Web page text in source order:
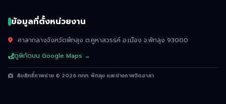
ข้อมูลที่ตั้งหน่วยงาน
ศาลากลางจังหวัดพัทลุง ต.คูหาสวรรค์ อ.เมือง จ.พัทลุง 93000
ดูพิกัดบน Google Maps →
ลิขสิทธิ์ภาพถ่าย © 2026 ททท. พัทลุง และช่างภาพจิตอาสา